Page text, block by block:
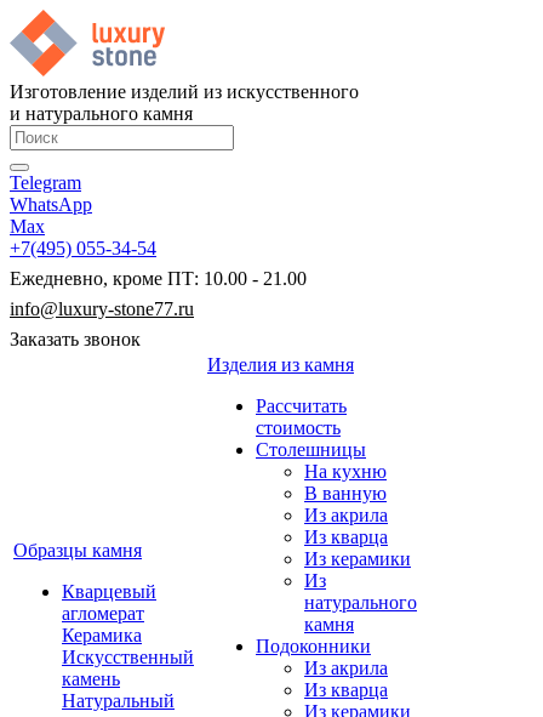
Изготовление изделий из искусственного
и натурального камня
Telegram
WhatsApp
Max
+7(495) 055-34-54
Ежедневно, кроме ПТ: 10.00 - 21.00
info@luxury-stone77.ru
Заказать звонок
Образцы камня
Кварцевый
агломерат
Керамика
Искусственный
камень
Натуральный
Изделия из камня
Рассчитать
стоимость
Столешницы
На кухню
В ванную
Из акрила
Из кварца
Из керамики
Из
натурального
камня
Подоконники
Из акрила
Из кварца
Из керамики